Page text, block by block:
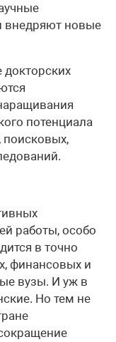
внедряют новые
докторских
потенциала
поисковых,
работы, особо
в точно
финансовых и
вузы. И уж в
Но тем не